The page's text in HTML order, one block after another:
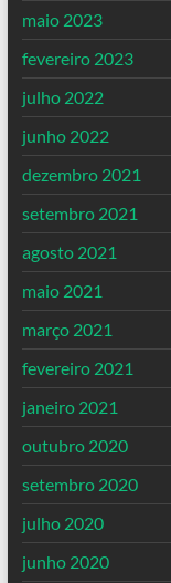
maio 2023
fevereiro 2023
julho 2022
junho 2022
dezembro 2021
setembro 2021
agosto 2021
maio 2021
março 2021
fevereiro 2021
janeiro 2021
outubro 2020
setembro 2020
julho 2020
junho 2020